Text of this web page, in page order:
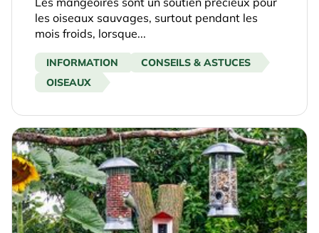
les oiseaux sauvages, surtout pendant les
mois froids, lorsque...
INFORMATION
CONSEILS & ASTUCES
OISEAUX